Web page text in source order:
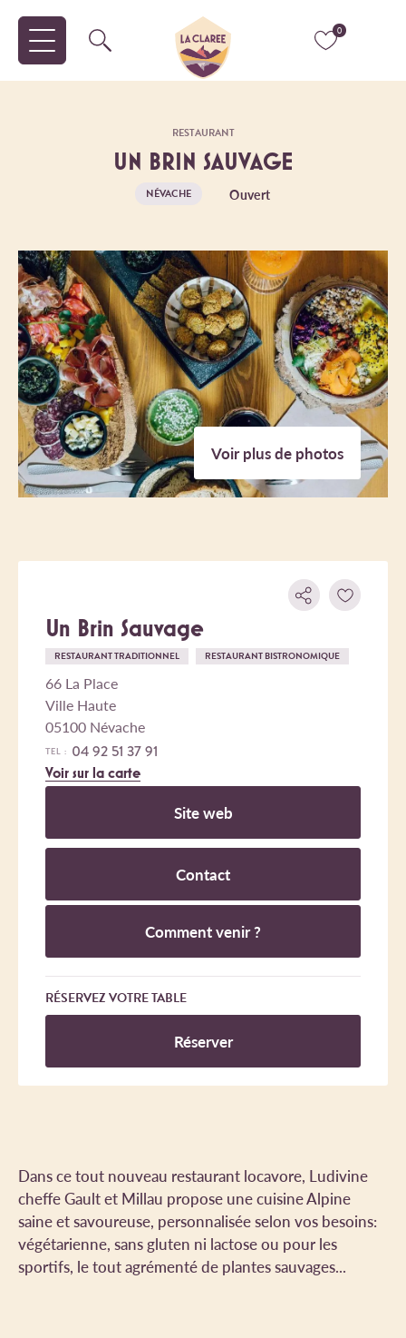
0
RESTAURANT
UN BRIN SAUVAGE
NÉVACHE Ouvert
Voir plus de photos
Dans ce tout nouveau restaurant locavore, Ludivine
cheffe Gault et Millau propose une cuisine Alpine
saine et savoureuse, personnalisée selon vos besoins:
végétarienne, sans gluten ni lactose ou pour les
sportifs, le tout agrémenté de plantes sauvages...
Un Brin Sauvage
RESTAURANT TRADITIONNEL RESTAURANT BISTRONOMIQUE
66 La Place
Ville Haute
05100 Névache
TEL : 04 92 51 37 91
Voir sur la carte
Site web
Contact
Comment venir ?
RÉSERVEZ VOTRE TABLE
Réserver